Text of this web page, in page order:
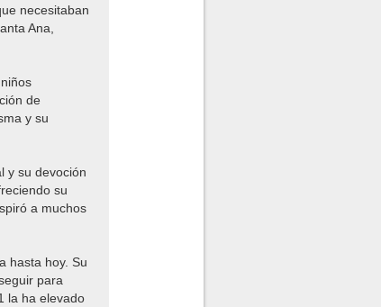
necesitaban
Ana,
de
y su
y su devoción
su
a muchos
hasta hoy. Su
para
la ha elevado